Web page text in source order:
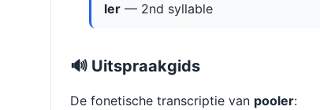
ler — 2nd syllable
🔊 Uitspraakgids
De fonetische transcriptie van pooler: